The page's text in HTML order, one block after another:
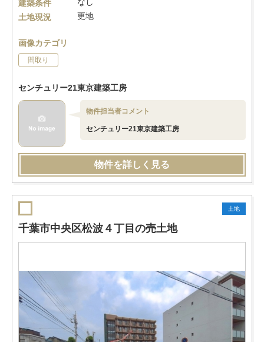
建築条件
土地現況
更地
画像カテゴリ
間取り
センチュリー21東京建築工房
物件担当者コメント
センチュリー21東京建築工房
物件を詳しく見る
土地
千葉市中央区松波４丁目の売土地